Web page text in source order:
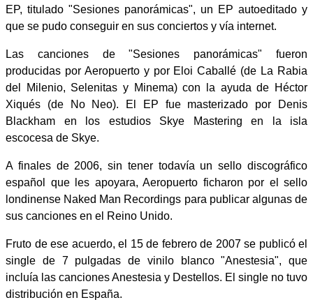
EP, titulado "Sesiones panorámicas", un EP autoeditado y
que se pudo conseguir en sus conciertos y vía internet.
Las canciones de "Sesiones panorámicas" fueron
producidas por Aeropuerto y por Eloi Caballé (de La Rabia
del Milenio, Selenitas y Minema) con la ayuda de Héctor
Xiqués (de No Neo). El EP fue masterizado por Denis
Blackham en los estudios Skye Mastering en la isla
escocesa de Skye.
A finales de 2006, sin tener todavía un sello discográfico
español que les apoyara, Aeropuerto ficharon por el sello
londinense Naked Man Recordings para publicar algunas de
sus canciones en el Reino Unido.
Fruto de ese acuerdo, el 15 de febrero de 2007 se publicó el
single de 7 pulgadas de vinilo blanco "Anestesia", que
incluía las canciones Anestesia y Destellos. El single no tuvo
distribución en España.